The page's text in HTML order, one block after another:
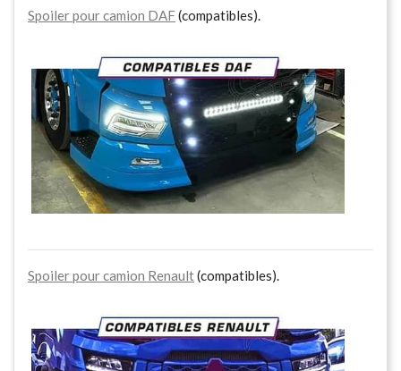
Spoiler pour camion DAF(compatibles).
Spoiler pour camion Renault(compatibles).